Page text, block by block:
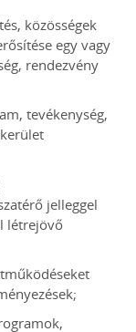
közösségek
egy vagy
rendezvény
tevékenység,
jelleggel
létrejövő